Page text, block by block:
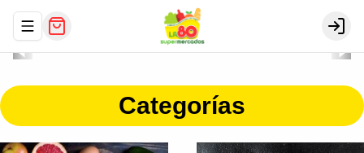
Abrir menu de navegación Login
Categorías